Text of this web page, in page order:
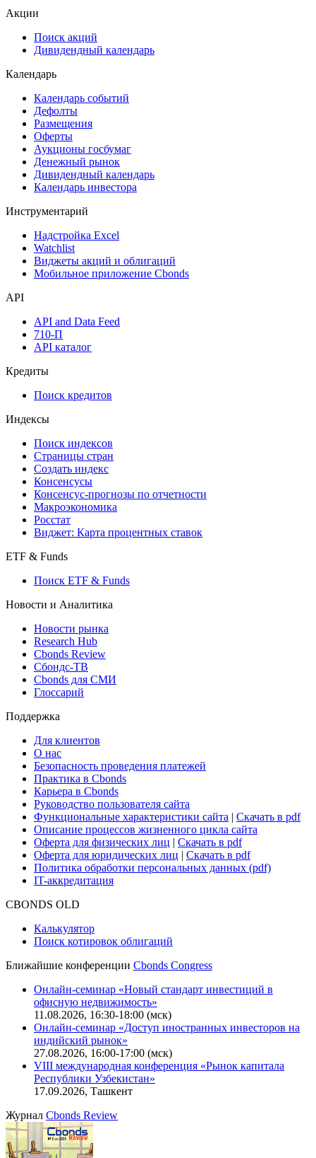
Акции
Поиск акций
Дивидендный календарь
Календарь
Календарь событий
Дефолты
Размещения
Оферты
Аукционы госбумаг
Денежный рынок
Дивидендный календарь
Календарь инвестора
Инструментарий
Надстройка Excel
Watchlist
Виджеты акций и облигаций
Мобильное приложение Cbonds
API
API and Data Feed
710-П
API каталог
Кредиты
Поиск кредитов
Индексы
Поиск индексов
Страницы стран
Создать индекс
Консенсусы
Консенсус-прогнозы по отчетности
Макроэкономика
Росстат
Виджет: Карта процентных ставок
ETF & Funds
Поиск ETF & Funds
Новости и Аналитика
Новости рынка
Research Hub
Cbonds Review
Сбондс-ТВ
Cbonds для СМИ
Глоссарий
Поддержка
Для клиентов
О нас
Безопасность проведения платежей
Практика в Cbonds
Карьера в Cbonds
Руководство пользователя сайта
Функциональные характеристики сайта | Скачать в pdf
Описание процессов жизненного цикла сайта
Оферта для физических лиц | Скачать в pdf
Оферта для юридических лиц | Скачать в pdf
Политика обработки персональных данных (pdf)
IT-аккредитация
CBONDS OLD
Калькулятор
Поиск котировок облигаций
Ближайшие конференции Cbonds Congress
Онлайн-семинар «Новый стандарт инвестиций в
офисную недвижимость»
11.08.2026, 16:30-18:00 (мск)
Онлайн-семинар «Доступ иностранных инвесторов на
индийский рынок»
27.08.2026, 16:00-17:00 (мск)
VIII международная конференция «Рынок капитала
Республики Узбекистан»
17.09.2026, Ташкент
Журнал Cbonds Review